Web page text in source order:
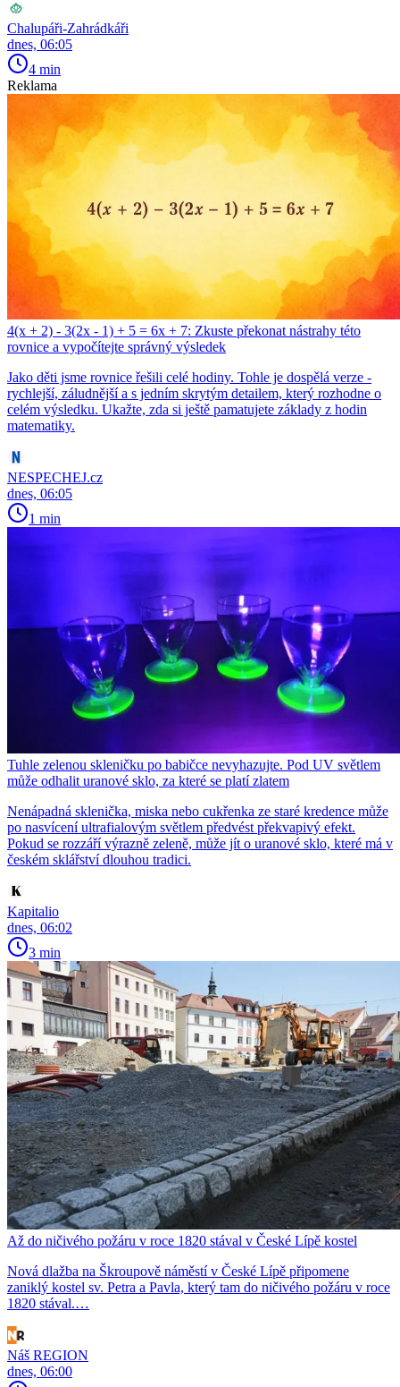
Chalupáři-Zahrádkáři
dnes, 06:05
4 min
Reklama
4(x + 2) - 3(2x - 1) + 5 = 6x + 7: Zkuste překonat nástrahy této
rovnice a vypočítejte správný výsledek
Jako děti jsme rovnice řešili celé hodiny. Tohle je dospělá verze -
rychlejší, záludnější a s jedním skrytým detailem, který rozhodne o
celém výsledku. Ukažte, zda si ještě pamatujete základy z hodin
matematiky.
NESPECHEJ.cz
dnes, 06:05
1 min
Tuhle zelenou skleničku po babičce nevyhazujte. Pod UV světlem
může odhalit uranové sklo, za které se platí zlatem
Nenápadná sklenička, miska nebo cukřenka ze staré kredence může
po nasvícení ultrafialovým světlem předvést překvapivý efekt.
Pokud se rozzáří výrazně zeleně, může jít o uranové sklo, které má v
českém sklářství dlouhou tradici.
Kapitalio
dnes, 06:02
3 min
Až do ničivého požáru v roce 1820 stával v České Lípě kostel
Nová dlažba na Škroupově náměstí v České Lípě připomene
zaniklý kostel sv. Petra a Pavla, který tam do ničivého požáru v roce
1820 stával.…
Náš REGION
dnes, 06:00